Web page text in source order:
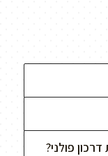
פולני?